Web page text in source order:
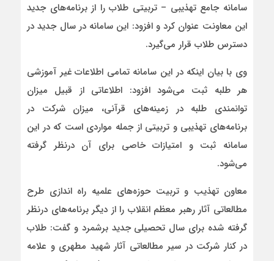
سامانه جامع تهذیبی – تربیتی طلاب را از برنامه‌های جدید
این معاونت عنوان کرد و افزود: این سامانه در سال جدید در
دسترس طلاب قرار می‌گیرد.
وی با بیان اینکه در این سامانه تمامی اطلاعات غیر آموزشی
هر طلبه ثبت می‌شود افزود: اطلاعاتی از قبیل میزان
توانمندی طلبه در زمینه‌های قرآنی، میزان شرکت در
برنامه‌های تهذیبی و تربیتی از جمله مواردی است که در این
سامانه ثبت و امتیازات خاصی برای آن درنظر گرفته
می‌شود.
معاون تهذیب و تربیت حوزه‌های علمیه راه اندازی طرح
مطالعاتی آثار رهبر معظم انقلاب را از دیگر برنامه‌های درنظر
گرفته شده برای سال تحصیلی جدید برشمرد و گفت: طلاب
در کنار شرکت در سیر مطالعاتی آثار شهید مطهری و علامه